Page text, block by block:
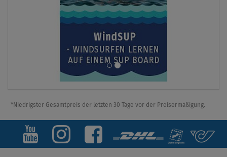
*Niedrigster Gesamtpreis der letzten 30 Tage vor der Preisermäßigung.